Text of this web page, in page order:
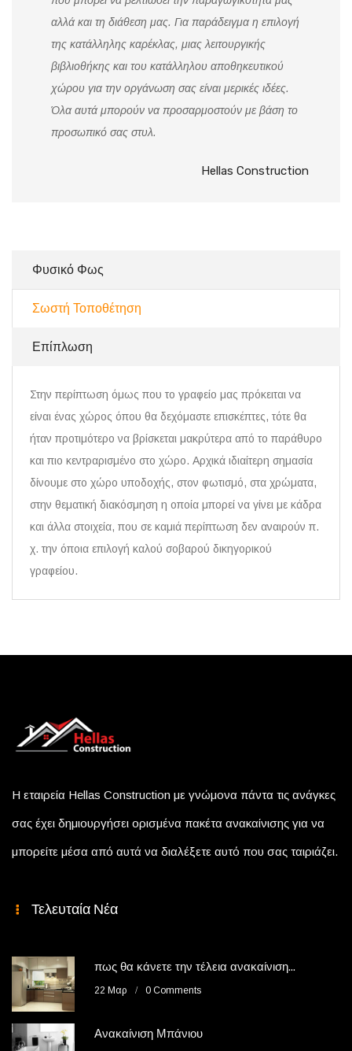
αλλά και τη διάθεση μας. Για παράδειγμα η επιλογή
της κατάλληλης καρέκλας, μιας λειτουργικής
βιβλιοθήκης και του κατάλληλου αποθηκευτικού
χώρου για την οργάνωση σας είναι μερικές ιδέες.
Όλα αυτά μπορούν να προσαρμοστούν με βάση το
προσωπικό σας στυλ.
Hellas Construction
Φυσικό Φως
Σωστή Τοποθέτηση
Επίπλωση
Στην περίπτωση όμως που το γραφείο μας πρόκειται να
είναι ένας χώρος όπου θα δεχόμαστε επισκέπτες, τότε θα
ήταν προτιμότερο να βρίσκεται μακρύτερα από το παράθυρο
και πιο κεντραρισμένο στο χώρο. Αρχικά ιδιαίτερη σημασία
δίνουμε στο χώρο υποδοχής, στον φωτισμό, στα χρώματα,
στην θεματική διακόσμηση η οποία μπορεί να γίνει με κάδρα
και άλλα στοιχεία, που σε καμιά περίπτωση δεν αναιρούν π.
χ. την όποια επιλογή καλού σοβαρού δικηγορικού
γραφείου.
Η εταιρεία Hellas Construction με γνώμονα πάντα τις ανάγκες
σας έχει δημιουργήσει ορισμένα πακέτα ανακαίνισης για να
μπορείτε μέσα από αυτά να διαλέξετε αυτό που σας ταιριάζει.
Τελευταία Νέα
πως θα κάνετε την τέλεια ανακαίνιση...
22 Μαρ 0 Comments
Ανακαίνιση Μπάνιου